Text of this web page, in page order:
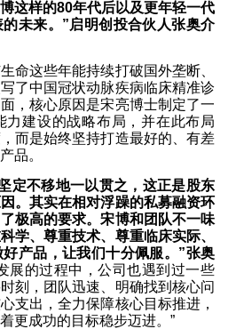
这样的80年代后以及更年轻一代
未来。”启明创投合伙人张奥介
命这些年能持续打破国外垄断、
了中国冠状动脉疾病临床精准诊
，核心原因是宋亮博士制定了一
力建设的战略布局，并在此布局
而是始终坚持打造最好的、有差
品。
定不移地一以贯之，这正是股东
。其实在相对浮躁的私募融资环
极高的要求。宋博和团队不一味
学、尊重技术、尊重临床实际、
产品，让我们十分佩服。”张奥
展的过程中，公司也遇到过一些
刻，团队迅速、明确找到核心问
支出，全力保障核心目标推进，
更成功的目标稳步迈进。”